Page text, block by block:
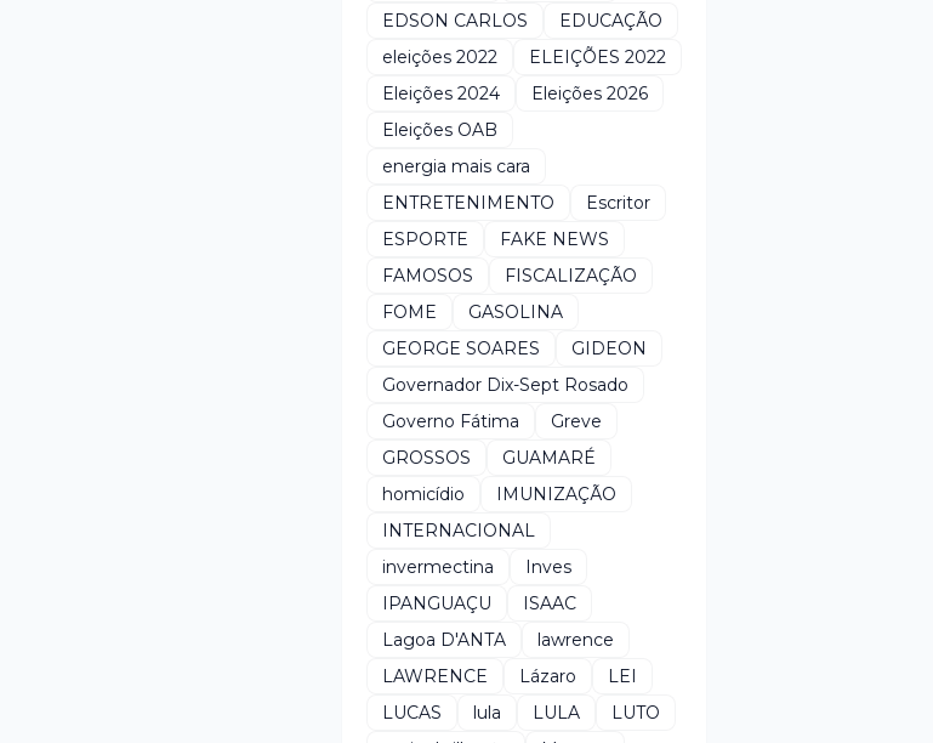
EDSON CARLOS
EDUCAÇÃO
eleições 2022
ELEIÇÕES 2022
Eleições 2024
Eleições 2026
Eleições OAB
energia mais cara
ENTRETENIMENTO
Escritor
ESPORTE
FAKE NEWS
FAMOSOS
FISCALIZAÇÃO
FOME
GASOLINA
GEORGE SOARES
GIDEON
Governador Dix-Sept Rosado
Governo Fátima
Greve
GROSSOS
GUAMARÉ
homicídio
IMUNIZAÇÃO
INTERNACIONAL
invermectina
Inves
IPANGUAÇU
ISAAC
Lagoa D'ANTA
lawrence
LAWRENCE
Lázaro
LEI
LUCAS
lula LULA
LUTO